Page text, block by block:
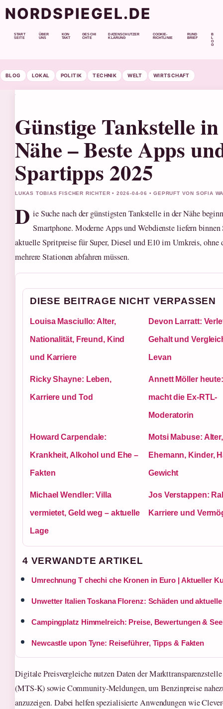
NORDSPIEGEL.DE
START
SEITE
ÜBER
UNS
KON
TAKT
GESCHI
CHTE
DATENSCHUTZER
KLÄRUNG
COOKIE-
RICHTLINIE
RUND
BRIEF
B
O
G
BLOG LOKAL POLITIK TECHNIK WELT WIRTSCHAFT
Günstige Tankstelle
Nähe – Beste Apps
Spartipps 2025
LUKAS TOBIAS FISCHER RICHTER • 2026-04-06 • GEPRUFT VON SOFIA
D ie Suche nach der günstigsten Tankstelle in der Nähe
Smartphone. Moderne Apps und Webdienste liefern binnen
aktuelle Spritpreise für Super, Diesel und E10 im Umkreis, ohne
mehrere Stationen abfahren müssen.
DIESE BEITRAGE NICHT VERPASSEN
Louisa Masciullo: Alter,
Nationalität, Freund, Kind
und Karriere
Devon Larratt:
Gehalt und
Levan
Ricky Shayne: Leben,
Karriere und Tod
Annett Möller
macht die Ex-RTL-
Moderatorin
Howard Carpendale:
Krankheit, Alkohol und Ehe –
Fakten
Motsi Mabuse: Alter,
Ehemann, Kinder,
Gewicht
Michael Wendler: Villa
vermietet, Geld weg – aktuelle
Lage
Jos Verstappen:
Karriere und
4 VERWANDTE ARTIKEL
Umrechnung T chechi che Kronen in Euro | Aktueller
Unwetter Italien Toskana Florenz: Schäden und
Campingplatz Himmelreich: Preise, Bewertungen &
Newcastle upon Tyne: Reiseführer, Tipps & Fakten
Digitale Preisvergleiche nutzen Daten der
(MTS-K) sowie Community-Meldungen, um Benzinpreise
anzuzeigen. Dabei helfen spezialisierte Anwendungen wie